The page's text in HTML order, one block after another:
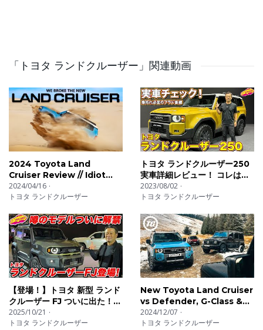
一方で、気になるのは価格です。現行ZXの743万6000円
を大きく上回り、ハイブリッドは900万円台、もしGRス
ポーツに設定されれば1000万円超えの可能性もありま
す。
今回の動画では、ランドクルーザー300ハイブリッドの
注目ポイント、既存モデルとの違い、価格予想、燃費、
災害時にも役立つ電源機能、そして本当に“買い”なのかに
ついて、専門的な視点から詳しく解説します。
ランドクルーザー300を検討している方、ランクル250や
レクサスLXと比較している方、そして次期マイナーチェ
ンジ情報が気になる方は、ぜひ最後までご覧ください。
📌 【車の雑誌】チャンネルでは、毎週最新のクルマ情報
や試乗レビューをお届けしています！
「トヨタ ランドクルーザー」関連動画
2024 Toyota Land
Cruiser Review // Idiot
Proof
2024/04/16
トヨタ ランドクルーザー
トヨタ ランドクルーザー250
実車詳細レビュー！ コレは欲
しい！魅力的1台が登場！
2023/08/02
トヨタ ランドクルーザー
【登場！】トヨタ 新型 ランド
クルーザー FJ ついに出た！
待望の末っ子は オフも本格
派！
2025/10/21
トヨタ ランドクルーザー
New Toyota Land Cruiser
vs Defender, G-Class &
Grenadier
2024/12/07
トヨタ ランドクルーザー